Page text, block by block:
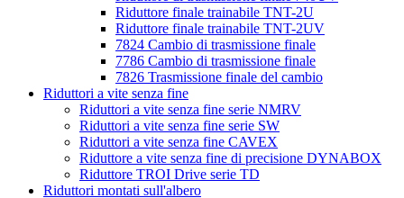
Riduttore finale trainabile TNT-2U
Riduttore finale trainabile TNT-2UV
7824 Cambio di trasmissione finale
7786 Cambio di trasmissione finale
7826 Trasmissione finale del cambio
Riduttori a vite senza fine
Riduttori a vite senza fine serie NMRV
Riduttori a vite senza fine serie SW
Riduttori a vite senza fine CAVEX
Riduttore a vite senza fine di precisione DYNABOX
Riduttore TROI Drive serie TD
Riduttori montati sull'albero